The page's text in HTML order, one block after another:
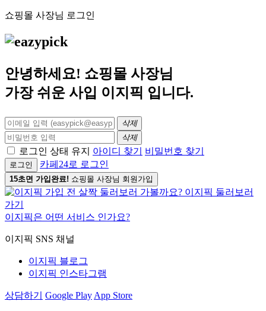
쇼핑몰 사장님 로그인
안녕하세요! 쇼핑몰 사장님
가장 쉬운 사입 이지픽 입니다.
삭제
삭제
로그인 상태 유지 아이디 찾기 비밀번호 찾기
로그인 카페24로 로그인
15초면 가입완료! 쇼핑몰 사장님 회원가입
이지픽은 어떤 서비스 인가요?
이지픽 SNS 채널
이지픽 블로그
이지픽 인스타그램
상담하기 Google Play App Store